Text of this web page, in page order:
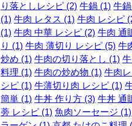
り落としレシピ (2) 牛鍋 (1) 牛
(1) 牛肉 レタス (1) 牛肉 レシピ
(1) 牛肉 中華 レシピ (2) 牛肉 通
り (1) 牛肉 薄切り レシピ (5) 牛
炒め (1) 牛肉の切り落とし (1)
料理 (1) 牛肉の炒め物 (1) 牛肉
シピ (1) 牛薄切り肉 レシピ (1)
簡単 (1) 牛丼 作り方 (3) 牛丼 通
蒡 レシピ (1) 魚肉ソーセージ (1)